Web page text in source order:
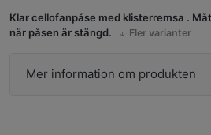
Klar cellofanpåse med klisterremsa .
när påsen är stängd.
Fler varianter
Mer information om produkten